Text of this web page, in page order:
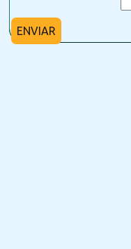
ENVIAR